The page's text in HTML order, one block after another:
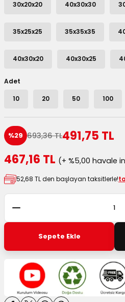
30x20x20 40x30x30
35x25x25 35x35x35
40x30x20 40x30x25
Adet
10 20 50 100
%29 693,36 TL491,75 TL
467,16 TL (+ %5,00 havale
52,68 TL den başlayan taksitlerle!
Sepete Ekle